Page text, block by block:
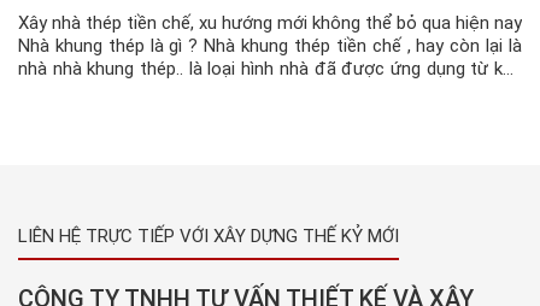
Xây nhà thép tiền chế, xu hướng mới không thể bỏ qua hiện nay
Nhà khung thép là gì ? Nhà khung thép tiền chế , hay còn lại là
nhà nhà khung thép.. là loại hình nhà đã được ứng dụng từ khá
LIÊN HỆ TRỰC TIẾP VỚI XÂY DỰNG THẾ KỶ MỚI
CÔNG TY TNHH TƯ VẤN THIẾT KẾ VÀ XÂY